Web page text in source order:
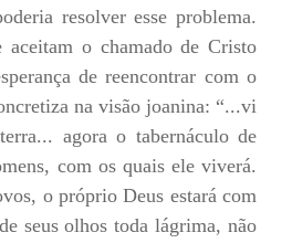
resolver esse problema.
aceitam o chamado de Cristo
de reencontrar com o
na visão joanina: “...vi
agora o tabernáculo de
com os quais ele viverá.
o próprio Deus estará com
seus olhos toda lágrima, não